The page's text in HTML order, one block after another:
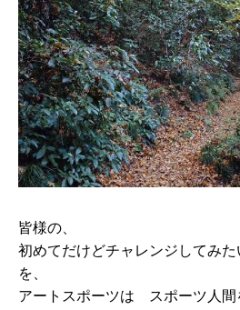
皆様の、
初めてだけどチャレンジしてみた
を、
アートスポーツは スポーツ人間